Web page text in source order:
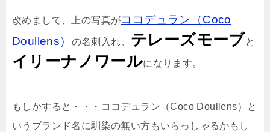
改めまして、上の写真がココデュラン（Coco
Doullens）
の名刺入れ、 テレーズモーブと
イリーナノワールになります。
もしかすると・・・ココデュラン（Coco Doullens）と
いうブランド名に馴染の無い方もいらっしゃるかもし